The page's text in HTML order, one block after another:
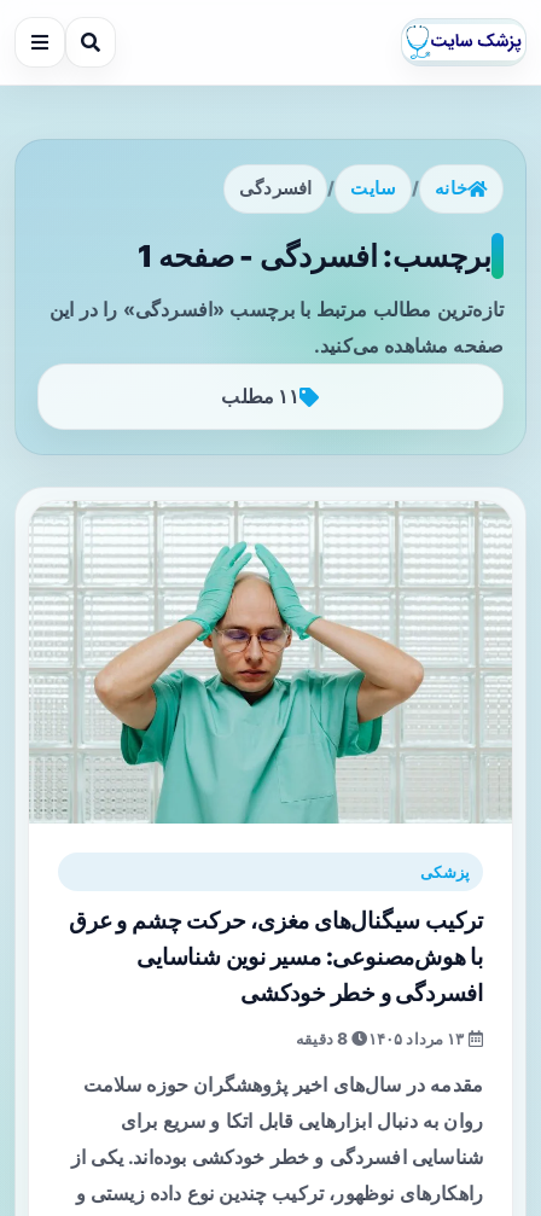
خانه / سایت / افسردگی
برچسب: افسردگی - صفحه 1
تازه‌ترین مطالب مرتبط با برچسب «افسردگی» را در این
صفحه مشاهده می‌کنید.
۱۱ مطلب
پزشکی
ترکیب سیگنال‌های مغزی، حرکت چشم و عرق
با هوش‌مصنوعی: مسیر نوین شناسایی
افسردگی و خطر خودکشی
8 دقیقه
مقدمه در سال‌های اخیر پژوهشگران حوزه سلامت
روان به دنبال ابزارهایی قابل اتکا و سریع برای
شناسایی افسردگی و خطر خودکشی بوده‌اند. یکی از
راهکارهای نوظهور، ترکیب چندین نوع داده زیستی و